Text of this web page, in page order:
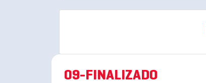
09-FINALIZADO